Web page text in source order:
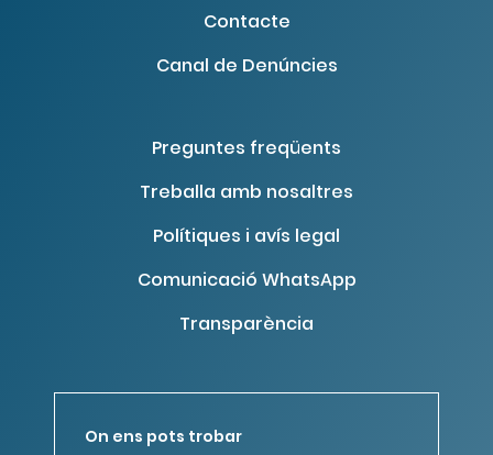
Contacte
Canal de Denúncies
Preguntes freqüents
Treballa amb nosaltres
Polítiques i avís legal
Comunicació WhatsApp
Transparència
On ens pots trobar